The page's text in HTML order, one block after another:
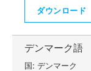
ダウンロード
デンマーク語
国: デンマーク